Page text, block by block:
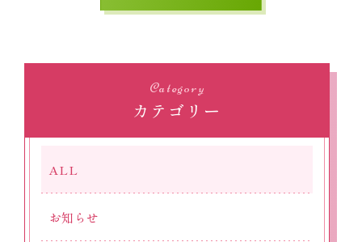
Category
カテゴリー
ALL
お知らせ